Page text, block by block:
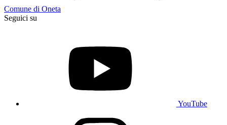
Comune di Oneta
Seguici su
YouTube